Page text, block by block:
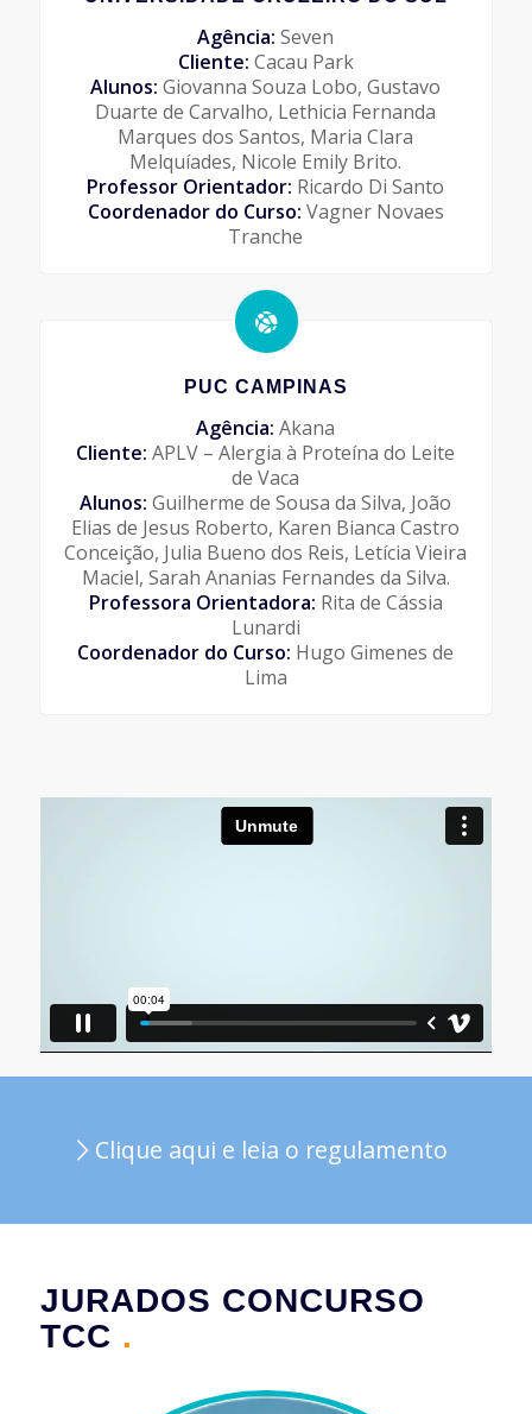
Agência: Seven
Cliente: Cacau Park
Alunos: Giovanna Souza Lobo, Gustavo
Duarte de Carvalho, Lethicia Fernanda
Marques dos Santos, Maria Clara
Melquíades, Nicole Emily Brito.
Professor Orientador: Ricardo Di Santo
Coordenador do Curso: Vagner Novaes
Tranche
PUC CAMPINAS
Agência: Akana
Cliente: APLV – Alergia à Proteína do Leite
de Vaca
Alunos: Guilherme de Sousa da Silva, João
Elias de Jesus Roberto, Karen Bianca Castro
Conceição, Julia Bueno dos Reis, Letícia Vieira
Maciel, Sarah Ananias Fernandes da Silva.
Professora Orientadora: Rita de Cássia
Lunardi
Coordenador do Curso: Hugo Gimenes de
Lima
Clique aqui e leia o regulamento
JURADOS CONCURSO
TCC .